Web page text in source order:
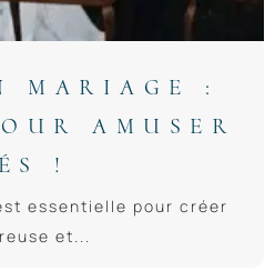
MARIAGE :
AMUSER
!
essentielle pour créer
et...